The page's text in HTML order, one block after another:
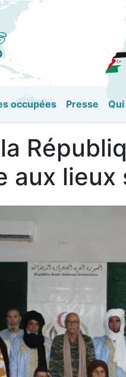
occupées Presse
aux lieux